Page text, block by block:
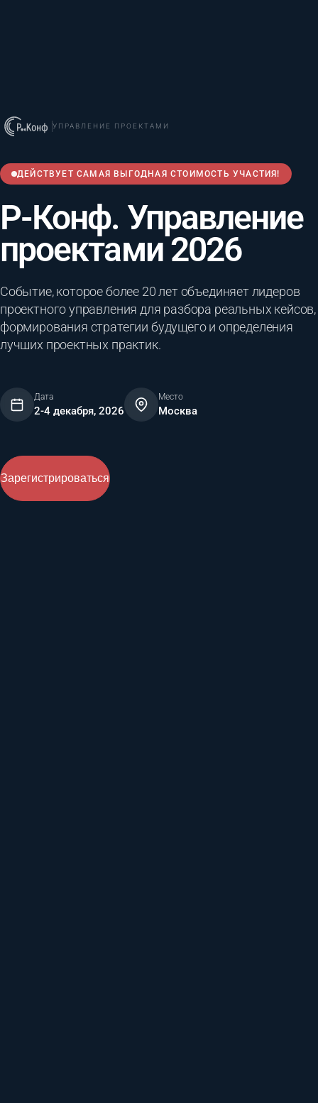
УПРАВЛЕНИЕ ПРОЕКТАМИ
ДЕЙСТВУЕТ САМАЯ ВЫГОДНАЯ СТОИМОСТЬ УЧАСТИЯ!
Р-Конф. Управление
проектами 2026
Событие, которое более 20 лет объединяет лидеров
проектного управления для разбора реальных кейсов,
формирования стратегии будущего и определения
лучших проектных практик.
Дата
2-4 декабря, 2026
Место
Москва
Зарегистрироваться